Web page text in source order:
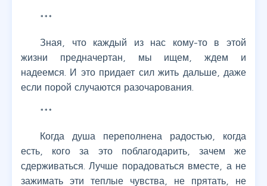
***
Зная, что каждый из нас кому-то в этой
жизни предначертан, мы ищем, ждем и
надеемся. И это придает сил жить дальше, даже
если порой случаются разочарования.
***
Когда душа переполнена радостью, когда
есть, кого за это поблагодарить, зачем же
сдерживаться. Лучше порадоваться вместе, а не
зажимать эти теплые чувства, не прятать, не